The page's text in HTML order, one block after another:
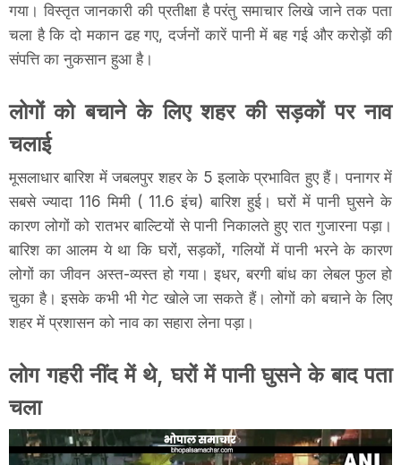
गया। विस्तृत जानकारी की प्रतीक्षा है परंतु समाचार लिखे जाने तक पता
चला है कि दो मकान ढह गए, दर्जनों कारें पानी में बह गई और करोड़ों की
संपत्ति का नुकसान हुआ है।
लोगों को बचाने के लिए शहर की सड़कों पर नाव
चलाई
मूसलाधार बारिश में जबलपुर शहर के 5 इलाके प्रभावित हुए हैं। पनागर में
सबसे ज्यादा 116 मिमी ( 11.6 इंच) बारिश हुई। घरों में पानी घुसने के
कारण लोगों को रातभर बाल्टियों से पानी निकालते हुए रात गुजारना पड़ा।
बारिश का आलम ये था कि घरों, सड़कों, गलियों में पानी भरने के कारण
लोगों का जीवन अस्त-व्यस्त हो गया। इधर, बरगी बांध का लेबल फुल हो
चुका है। इसके कभी भी गेट खोले जा सकते हैं। लोगों को बचाने के लिए
शहर में प्रशासन को नाव का सहारा लेना पड़ा।
लोग गहरी नींद में थे, घरों में पानी घुसने के बाद पता
चला